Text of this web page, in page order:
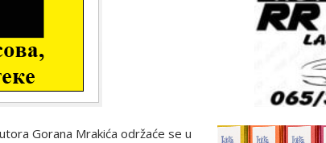
Gorana Mrakića održaće se u